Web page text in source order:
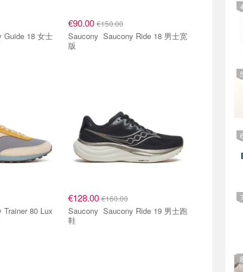
€90.00 €150.00
Saucony Saucony Ride 18 男士宽
版
€128.00 €160.00
Saucony Saucony Ride 19 男士跑
鞋